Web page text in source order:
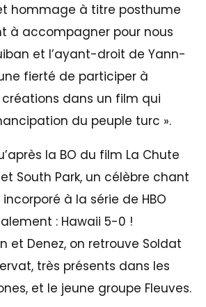
hommage à titre posthume
à accompagner pour nous
et l’ayant-droit de Yann-
fierté de participer à
dans un film qui
du peuple turc ».
la BO du film La Chute
South Park, un célèbre chant
à la série de HBO
: Hawaii 5-0 !
et Denez, on retrouve Soldat
très présents dans les
et le jeune groupe Fleuves.